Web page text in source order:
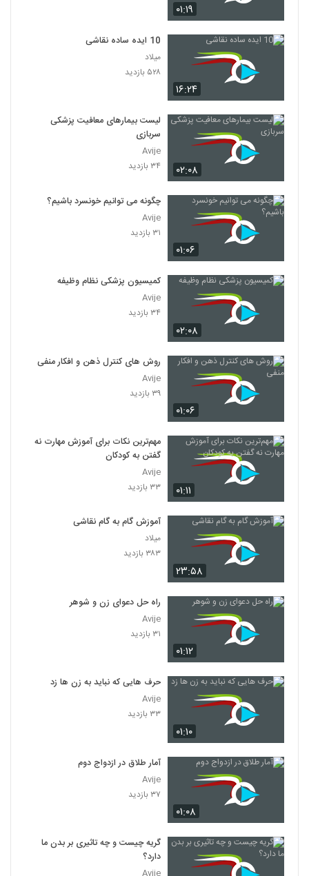
۰۱:۱۹
۱۶:۲۴
10 ایده ساده نقاشی
میلاد
۵۲۸ بازدید
۰۲:۰۸
لیست بیمارهای معافیت پزشکی
سربازی
Avije
۳۴ بازدید
۰۱:۰۶
چگونه می توانیم خونسرد باشیم؟
Avije
۳۱ بازدید
۰۲:۰۸
کمیسیون پزشکی نظام وظیفه
Avije
۳۴ بازدید
۰۱:۰۶
روش های کنترل ذهن و افکار منفی
Avije
۳۹ بازدید
۰۱:۱۱
مهم‌ترین نکات برای آموزش مهارت نه
گفتن به کودکان
Avije
۳۳ بازدید
۲۳:۵۸
آموزش گام به گام نقاشی
میلاد
۳۸۳ بازدید
۰۱:۱۲
راه حل دعوای زن و شوهر
Avije
۳۱ بازدید
۰۱:۱۰
حرف هایی که نباید به زن ها زد
Avije
۳۳ بازدید
۰۱:۰۸
آمار طلاق در ازدواج دوم
Avije
۳۷ بازدید
گریه چیست و چه تاثیری بر بدن ما
دارد؟